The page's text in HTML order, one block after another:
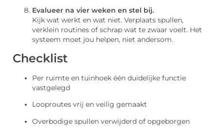
Evalueer na vier weken en stel bij.
Kijk wat werkt en wat niet. Verplaats spullen,
verklein routines of schrap wat te zwaar voelt. Het
systeem moet jou helpen, niet andersom.
Checklist
Per ruimte en tuinhoek één duidelijke functie
vastgelegd
Looproutes vrij en veilig gemaakt
Overbodige spullen verwijderd of opgeborgen